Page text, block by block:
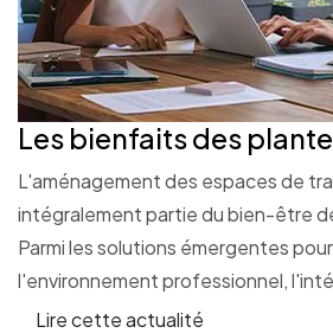
Les bienfaits des
L'aménagement des espaces de
intégralement partie du bien-être
Parmi les solutions émergentes
l'environnement professionnel,
Lire cette actualité